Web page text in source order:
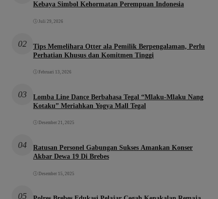
Kebaya Simbol Kehormatan Perempuan Indonesia
Juli 29, 2026
02
Tips Memelihara Otter ala Pemilik Berpengalaman, Perlu
Perhatian Khusus dan Komitmen Tinggi
Februari 13, 2026
03
Lomba Line Dance Berbahasa Tegal “Mlaku-Mlaku Nang
Kotaku” Meriahkan Yogya Mall Tegal
Desember 21, 2025
04
Ratusan Personel Gabungan Sukses Amankan Konser
Akbar Dewa 19 Di Brebes
Desember 15, 2025
05